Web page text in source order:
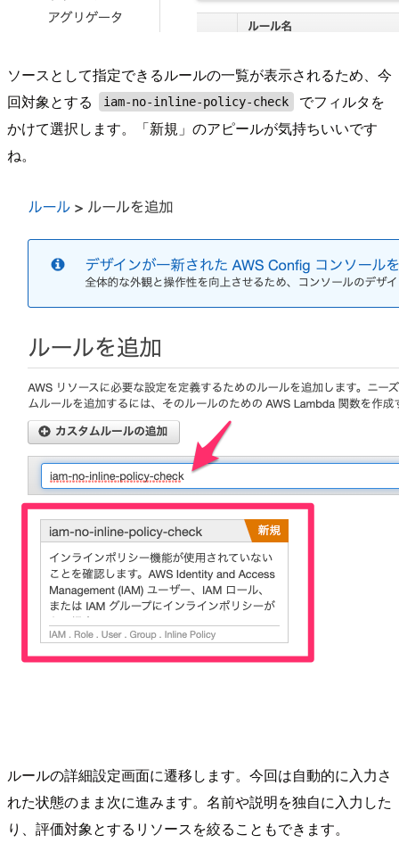
ソースとして指定できるルールの一覧が表示されるため、今
回対象とする
iam-no-inline-policy-check
でフィルタを
かけて選択します。「新規」のアピールが気持ちいいです
ね。
ルールの詳細設定画面に遷移します。今回は自動的に入力さ
れた状態のまま次に進みます。名前や説明を独自に入力した
り、評価対象とするリソースを絞ることもできます。